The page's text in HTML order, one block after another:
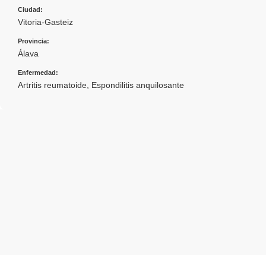
Ciudad:
Vitoria-Gasteiz
Provincia:
Álava
Enfermedad:
Artritis reumatoide Espondilitis anquilosante